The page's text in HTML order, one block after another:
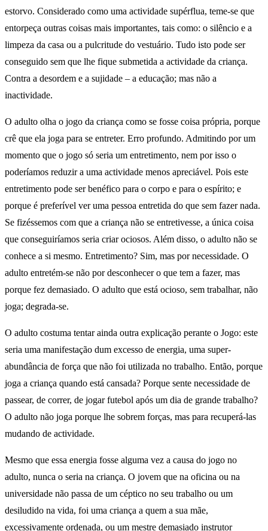
estorvo. Considerado como uma actividade supérflua, teme-se que
entorpeça outras coisas mais importantes, tais como: o silêncio e a
limpeza da casa ou a pulcritude do vestuário. Tudo isto pode ser
conseguido sem que lhe fique submetida a actividade da criança.
Contra a desordem e a sujidade – a educação; mas não a
inactividade.
O adulto olha o jogo da criança como se fosse coisa própria, porque
crê que ela joga para se entreter. Erro profundo. Admitindo por um
momento que o jogo só seria um entretimento, nem por isso o
poderíamos reduzir a uma actividade menos apreciável. Pois este
entretimento pode ser benéfico para o corpo e para o espírito; e
porque é preferível ver uma pessoa entretida do que sem fazer nada.
Se fizéssemos com que a criança não se entretivesse, a única coisa
que conseguiríamos seria criar ociosos. Além disso, o adulto não se
conhece a si mesmo. Entretimento? Sim, mas por necessidade. O
adulto entretém-se não por desconhecer o que tem a fazer, mas
porque fez demasiado. O adulto que está ocioso, sem trabalhar, não
joga; degrada-se.
O adulto costuma tentar ainda outra explicação perante o Jogo: este
seria uma manifestação dum excesso de energia, uma super-
abundância de força que não foi utilizada no trabalho. Então, porque
joga a criança quando está cansada? Porque sente necessidade de
passear, de correr, de jogar futebol após um dia de grande trabalho?
O adulto não joga porque lhe sobrem forças, mas para recuperá-las
mudando de actividade.
Mesmo que essa energia fosse alguma vez a causa do jogo no
adulto, nunca o seria na criança. O jovem que na oficina ou na
universidade não passa de um céptico no seu trabalho ou um
desiludido na vida, foi uma criança a quem a sua mãe,
excessivamente ordenada, ou um mestre demasiado instrutor